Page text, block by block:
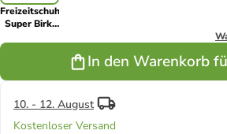
Freizeitschuhe
Super Birki
In den Warenkorb
10. - 12. August
Kostenloser Versand